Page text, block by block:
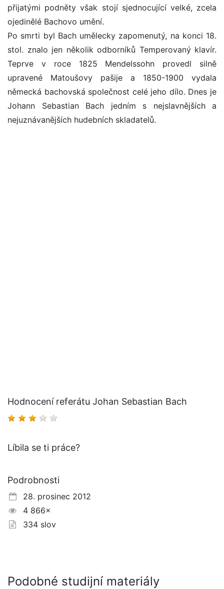
přijatými podněty však stojí sjednocující velké, zcela
ojedinělé Bachovo umění.
Po smrti byl Bach umělecky zapomenutý, na konci 18.
stol. znalo jen několik odborníků Temperovaný klavír.
Teprve v roce 1825 Mendelssohn provedl silně
upravené Matoušovy pašije a 1850-1900 vydala
německá bachovská společnost celé jeho dílo. Dnes je
Johann Sebastian Bach jedním s nejslavnějších a
nejuznávanějších hudebních skladatelů.
Hodnocení referátu Johan Sebastian Bach
Líbila se ti práce?
Podrobnosti
28. prosinec 2012
4 866×
334 slov
Podobné studijní materiály